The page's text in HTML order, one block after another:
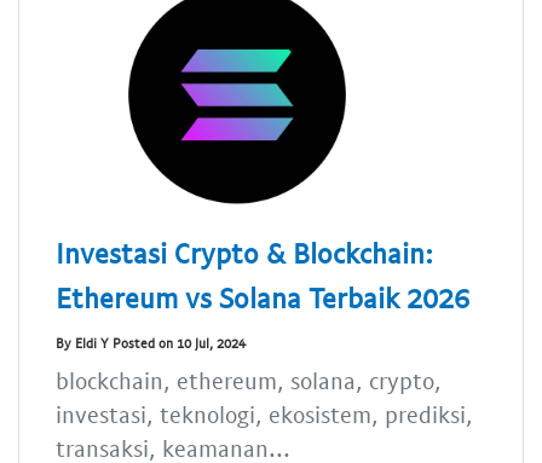
Investasi Crypto & Blockchain:
Ethereum vs Solana Terbaik 2026
By Eldi Y Posted on 10 Jul, 2024
blockchain, ethereum, solana, crypto,
investasi, teknologi, ekosistem, prediksi,
transaksi, keamanan...